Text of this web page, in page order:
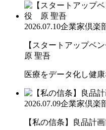
2026.07.10企業家倶楽
【スタートアップベ
原 聖吾
医療をデータ化し健
2026.07.09企業家倶楽
【私の信条】良品計